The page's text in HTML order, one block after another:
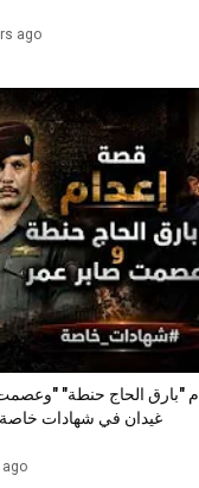
ago
غيدان في شهادات خاصة
ago